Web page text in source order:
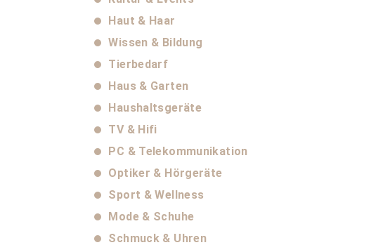
Haut & Haar
Wissen & Bildung
Tierbedarf
Haus & Garten
Haushaltsgeräte
TV & Hifi
PC & Telekommunikation
Optiker & Hörgeräte
Sport & Wellness
Mode & Schuhe
Schmuck & Uhren